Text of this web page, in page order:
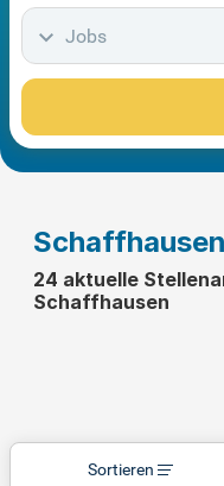
Jobs
24 aktuelle
Schaffhausen
Sortieren